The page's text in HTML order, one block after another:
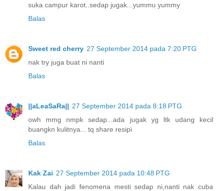
suka campur karot..sedap jugak...yummu yummy
Balas
Sweet red cherry 27 September 2014 pada 7:20 PTG
nak try juga buat ni nanti
Balas
||aLeaSaRa|| 27 September 2014 pada 8:18 PTG
owh mmg nmpk sedap...ada jugak yg ltk udang kecil
buangkn kulitnya... tq share resipi
Balas
Kak Zai 27 September 2014 pada 10:48 PTG
Kalau dah jadi fenomena mesti sedap ni,nanti nak cuba